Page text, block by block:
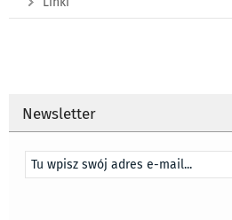
Newsletter